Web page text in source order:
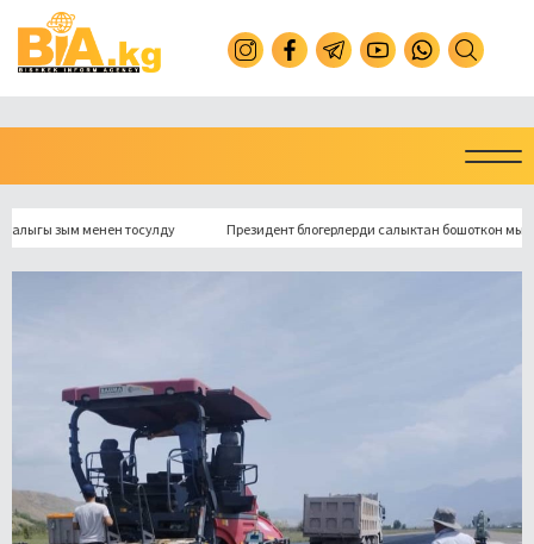
зым менен тосулду Президент блогерлерди салыктан бошоткон мыйзамга